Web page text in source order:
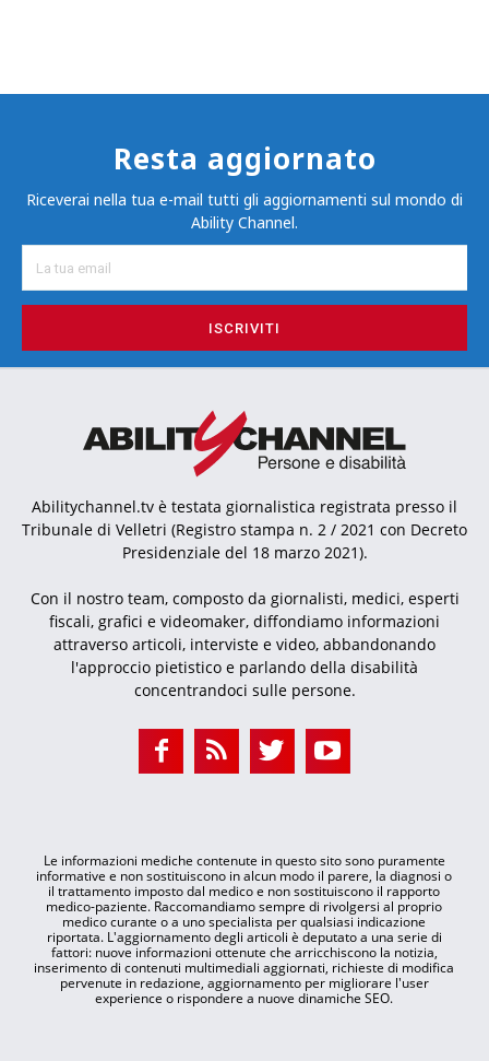
Resta aggiornato
Riceverai nella tua e-mail tutti gli aggiornamenti sul mondo di
Ability Channel.
ISCRIVITI
Abilitychannel.tv è testata giornalistica registrata presso il
Tribunale di Velletri (Registro stampa n. 2 / 2021 con Decreto
Presidenziale del 18 marzo 2021).
Con il nostro team, composto da giornalisti, medici, esperti
fiscali, grafici e videomaker, diffondiamo informazioni
attraverso articoli, interviste e video, abbandonando
l'approccio pietistico e parlando della disabilità
concentrandoci sulle persone.
Le informazioni mediche contenute in questo sito sono puramente
informative e non sostituiscono in alcun modo il parere, la diagnosi o
il trattamento imposto dal medico e non sostituiscono il rapporto
medico-paziente. Raccomandiamo sempre di rivolgersi al proprio
medico curante o a uno specialista per qualsiasi indicazione
riportata. L'aggiornamento degli articoli è deputato a una serie di
fattori: nuove informazioni ottenute che arricchiscono la notizia,
inserimento di contenuti multimediali aggiornati, richieste di modifica
pervenute in redazione, aggiornamento per migliorare l'user
experience o rispondere a nuove dinamiche SEO.